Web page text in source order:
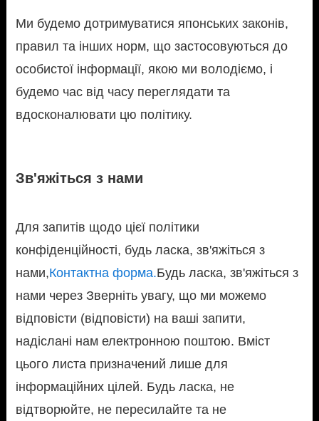
Ми будемо дотримуватися японських законів,
правил та інших норм, що застосовуються до
особистої інформації, якою ми володіємо, і
будемо час від часу переглядати та
вдосконалювати цю політику.
Зв'яжіться з нами
Для запитів щодо цієї політики
конфіденційності, будь ласка, зв'яжіться з
нами,Контактна форма.Будь ласка, зв'яжіться з
нами через Зверніть увагу, що ми можемо
відповісти (відповісти) на ваші запити,
надіслані нам електронною поштою. Вміст
цього листа призначений лише для
інформаційних цілей. Будь ласка, не
відтворюйте, не пересилайте та не